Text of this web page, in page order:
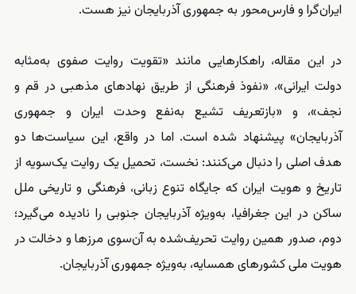
ایران‌گرا و فارس‌محور به جمهوری آذربایجان نیز هست.
در این مقاله، راهکارهایی مانند «تقویت روایت صفوی به‌مثابه
دولت ایرانی»، «نفوذ فرهنگی از طریق نهادهای مذهبی در قم و
نجف»، و «بازتعریف تشیع به‌نفع وحدت ایران و جمهوری
آذربایجان» پیشنهاد شده است. اما در واقع، این سیاست‌ها دو
هدف اصلی را دنبال می‌کنند: نخست، تحمیل یک روایت یک‌سویه از
تاریخ و هویت ایران که جایگاه تنوع زبانی، فرهنگی و تاریخی ملل
ساکن در این جغرافیا، به‌ویژه آذربایجان جنوبی را نادیده می‌گیرد؛
دوم، صدور همین روایت تحریف‌شده به آن‌سوی مرزها و دخالت در
هویت ملی کشورهای همسایه، به‌ویژه جمهوری آذربایجان.